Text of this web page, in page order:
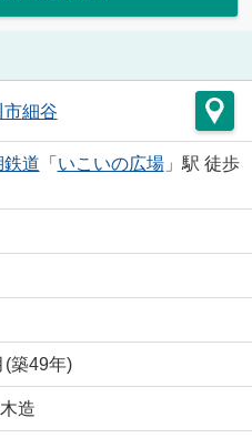
市細谷
鉄道 「 いこいの広場」駅 徒歩
(築49年)
造